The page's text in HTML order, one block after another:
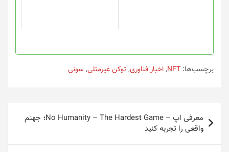
برچسب‌ها: NFT
,اخبار فناوری, توکن غیرمثلی, سونی
راهبری
نوشته
معرفی اپ – No Humanity – The Hardest Game؛ جهنم
واقعی را تجربه کنید